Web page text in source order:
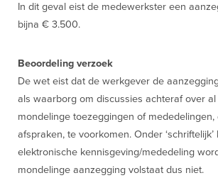
In dit geval eist de medewerkster een
bijna € 3.500.
Beoordeling verzoek
De wet eist dat de werkgever de
als waarborg om discussies achteraf over
mondelinge toezeggingen of
afspraken, te voorkomen. Onder
elektronische kennisgeving/mededeling
mondelinge aanzegging volstaat dus niet.